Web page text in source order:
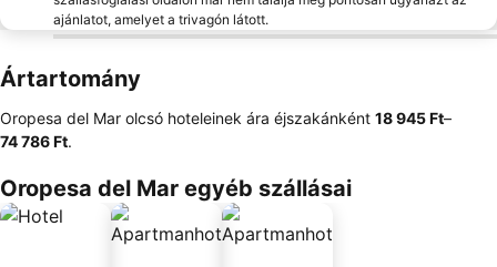
ajánlatot, amelyet a trivagón látott.
Ártartomány
Oropesa del Mar olcsó hoteleinek ára éjszakánként ‎18 945 Ft–
74 786 Ft.
Oropesa del Mar egyéb szállásai